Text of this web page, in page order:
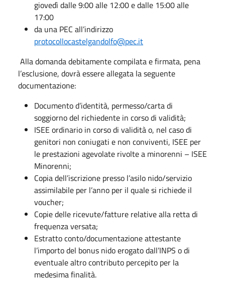
giovedì dalle 9:00 alle 12:00 e dalle 15:00 alle
17:00
da una PEC all’indirizzo
protocollocastelgandolfo@pec.it
Alla domanda debitamente compilata e firmata, pena
l’esclusione, dovrà essere allegata la seguente
documentazione:
Documento d’identità, permesso/carta di
soggiorno del richiedente in corso di validità;
ISEE ordinario in corso di validità o, nel caso di
genitori non coniugati e non conviventi, ISEE per
le prestazioni agevolate rivolte a minorenni – ISEE
Minorenni;
Copia dell’iscrizione presso l’asilo nido/servizio
assimilabile per l’anno per il quale si richiede il
voucher;
Copie delle ricevute/fatture relative alla retta di
frequenza versata;
Estratto conto/documentazione attestante
l’importo del bonus nido erogato dall’INPS o di
eventuale altro contributo percepito per la
medesima finalità.